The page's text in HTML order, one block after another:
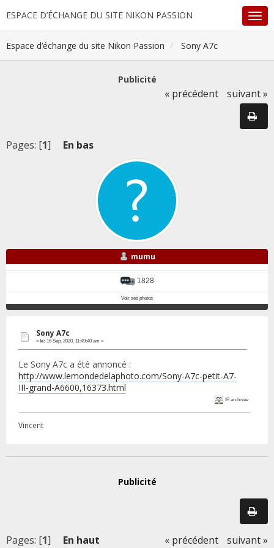
ESPACE D’ÉCHANGE DU SITE NIKON PASSION
Espace d’échange du site Nikon Passion Sony A7c
Publicité
« précédent suivant »
Pages: [1] En bas
mumu
1828
Voir ses photos
Sony A7c
« le: 16 Sep, 2020, 11:49:40 am »
Le Sony A7c a été annoncé :
http://www.lemondedelaphoto.com/Sony-A7c-petit-A7-
III-grand-A6600,16373.html
IP archivée
Vincent
Publicité
Pages: [1] En haut « précédent suivant »